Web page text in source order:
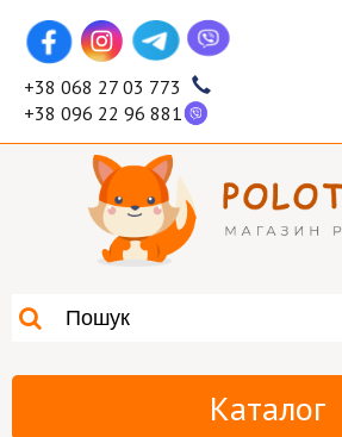
+38 068 27 03 773
+38 096 22 96 881
Каталог